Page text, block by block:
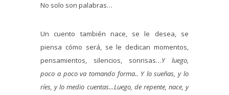
No solo son palabras…
Un cuento también nace, se le desea, se
piensa cómo será, se le dedican momentos,
pensamientos, silencios, sonrisas…Y luego,
poco a poco va tomando forma.. Y lo sueñas, y lo
ríes, y lo medio cuentas…Luego, de repente, nace, y